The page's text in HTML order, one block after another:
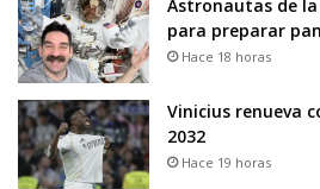
Astronautas de
para preparar
Hace 18 horas
Vinicius renueva
2032
Hace 19 horas